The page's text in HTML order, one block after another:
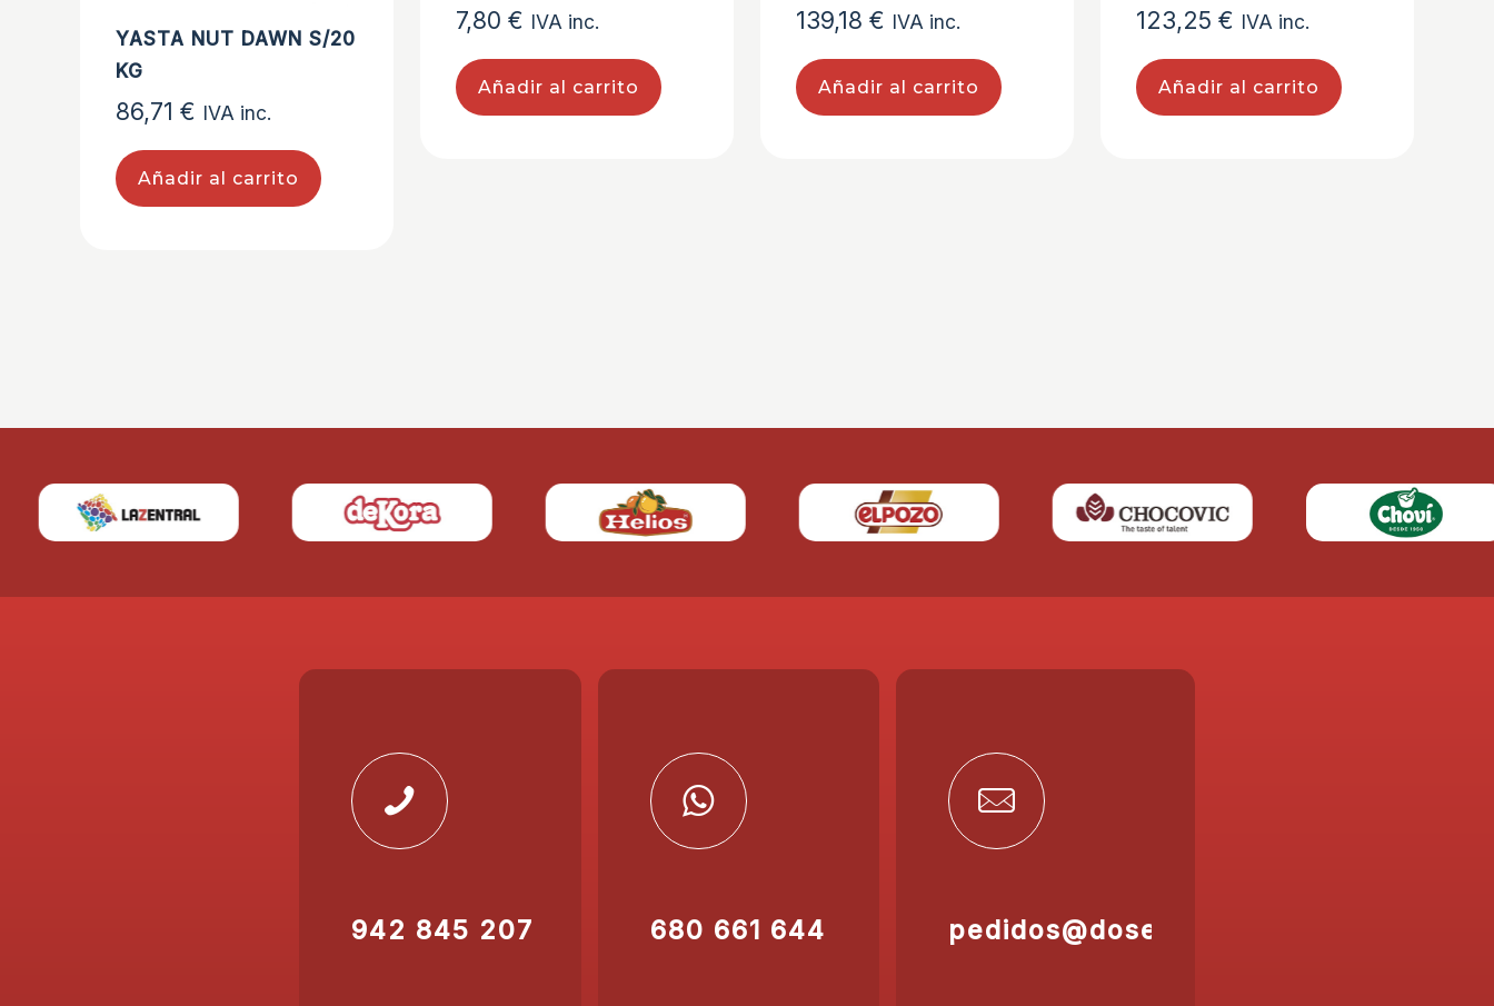
YASTA NUT DAWN S/20
KG
86,71€ IVA inc.
Añadir al carrito
7,80€ IVA inc.
Añadir al carrito
139,18€ IVA inc.
Añadir al carrito
123,25€ IVA inc.
Añadir al carrito
942 845 207 680 661 644 pedidos@doser.es